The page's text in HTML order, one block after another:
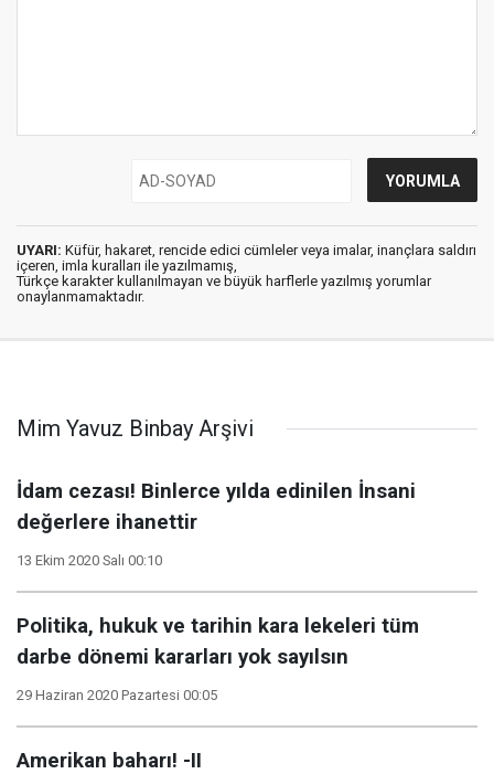
UYARI: Küfür, hakaret, rencide edici cümleler veya imalar, inançlara saldırı
içeren, imla kuralları ile yazılmamış,
Türkçe karakter kullanılmayan ve büyük harflerle yazılmış yorumlar
onaylanmamaktadır.
Mim Yavuz Binbay Arşivi
İdam cezası! Binlerce yılda edinilen İnsani
değerlere ihanettir
13 Ekim 2020 Salı 00:10
Politika, hukuk ve tarihin kara lekeleri tüm
darbe dönemi kararları yok sayılsın
29 Haziran 2020 Pazartesi 00:05
Amerikan baharı! -II